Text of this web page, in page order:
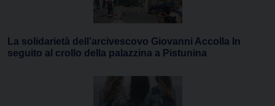
La solidarietà dell’arcivescovo Giovanni Accolla In
seguito al crollo della palazzina a Pistunina